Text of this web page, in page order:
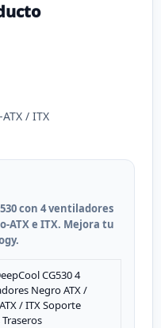
/ ITX
con 4 ventiladores
ATX e ITX. Mejora tu
CG530 4
Negro ATX /
/ ITX Soporte